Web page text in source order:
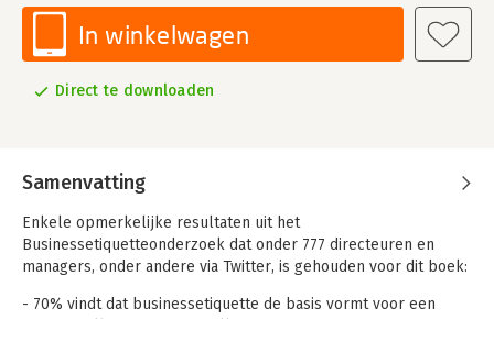
In winkelwagen
Direct te downloaden
Samenvatting
Enkele opmerkelijke resultaten uit het
Businessetiquetteonderzoek dat onder 777 directeuren en
managers, onder andere via Twitter, is gehouden voor dit boek:
- 70% vindt dat businessetiquette de basis vormt voor een